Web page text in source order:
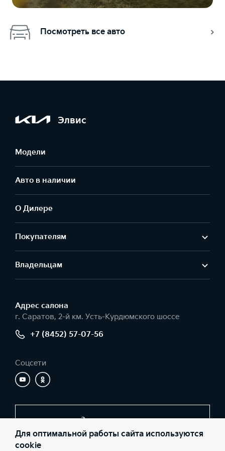
Посмотреть все авто
Элвис
Модели
Авто в наличии
О Дилере
Покупателям
Владельцам
Адрес салонa
г. Саратов, 2-й км. Усть-Курдюмского шоссе
+7 (8452) 57-07-56
Соцсети
Заказать звонок
Для оптимальной работы сайта используются
cookie